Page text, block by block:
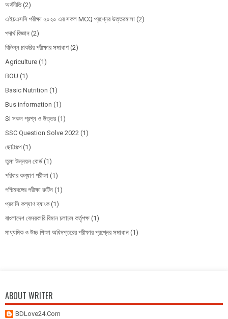
অর্থনীতি (2)
এইচএসসি পরীক্ষা ২০২০ এর সকল MCQ প্রশ্নের উত্তরমালা (2)
পদার্থ বিজ্ঞান (2)
বিভিন্ন চাকরির পরীক্ষার সমাধাণ (2)
Agriculture (1)
BOU (1)
Basic Nutrition (1)
Bus information (1)
SI সকল প্রশ্ন ও উত্তর (1)
SSC Question Solve 2022 (1)
ছোট্টগল্প (1)
তুলা উন্নয়ন বোর্ড (1)
পরিবার কল্যাণ পরীক্ষা (1)
পশ্চিমবঙ্গের পরীক্ষা রুটিন (1)
প্রবাসি কল্যাণ ব্যাংক (1)
বাংলাদেশ বেসরকারি বিমান চলাচল কর্তৃপক্ষ (1)
মাধ্যমিক ও উচ্চ শিক্ষা অধিদপ্তরের পরীক্ষার প্রশ্নের সমাধান (1)
ABOUT WRITER
BDLove24.Com